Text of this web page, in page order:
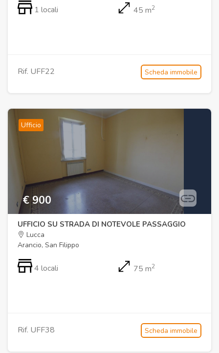
1 locali 45 m2
Rif. UFF22 Scheda immobile
Ufficio
€ 900
UFFICIO SU STRADA DI NOTEVOLE PASSAGGIO
Lucca
Arancio, San Filippo
4 locali 75 m2
Rif. UFF38 Scheda immobile